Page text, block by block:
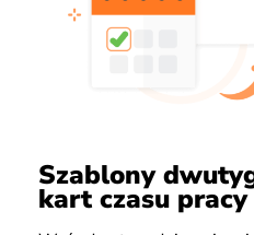
Szablony
kart czasu pracy